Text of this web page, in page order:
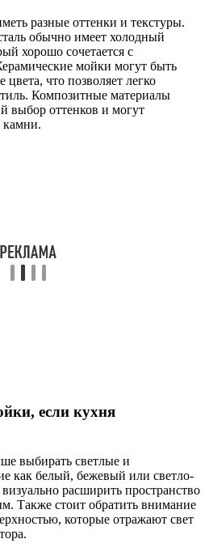
разные оттенки и текстуры.
обычно имеет холодный
хорошо сочетается с
мойки могут быть
что позволяет легко
Композитные материалы
выбор оттенков и могут
камни.
если кухня
выбирать светлые и
как белый, бежевый или светло-
расширить пространство
Также стоит обратить внимание
которые отражают свет